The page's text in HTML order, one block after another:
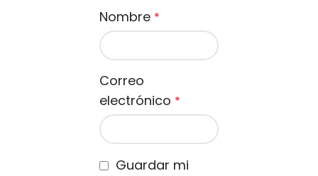
Nombre *
Correo
electrónico *
Guardar mi